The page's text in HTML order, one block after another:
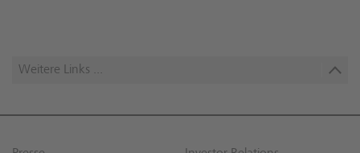
Weitere Links ...